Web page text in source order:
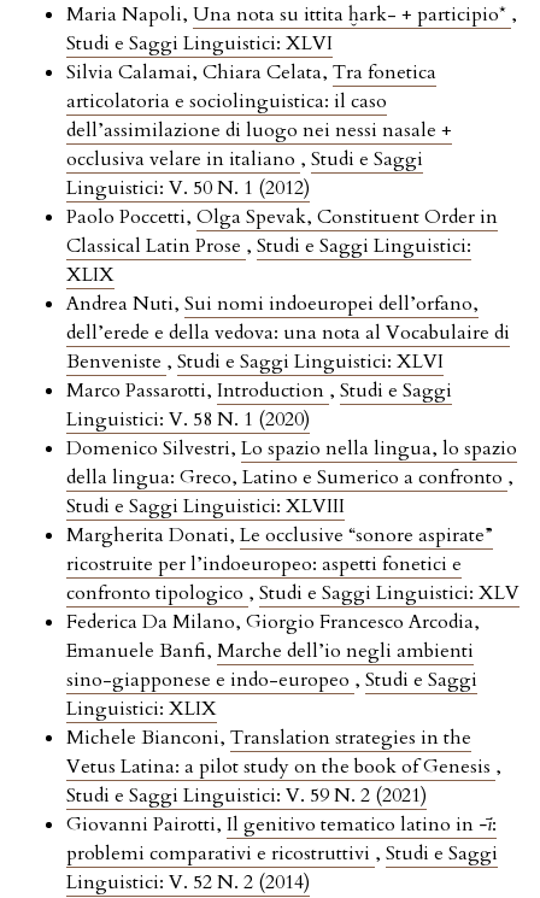
Maria Napoli, Una nota su ittita ḫark- + participio* ,
Studi e Saggi Linguistici: XLVI
Silvia Calamai, Chiara Celata, Tra fonetica
articolatoria e sociolinguistica: il caso
dell’assimilazione di luogo nei nessi nasale +
occlusiva velare in italiano , Studi e Saggi
Linguistici: V. 50 N. 1 (2012)
Paolo Poccetti, Olga Spevak, Constituent Order in
Classical Latin Prose , Studi e Saggi Linguistici:
XLIX
Andrea Nuti, Sui nomi indoeuropei dell’orfano,
dell’erede e della vedova: una nota al Vocabulaire di
Benveniste , Studi e Saggi Linguistici: XLVI
Marco Passarotti, Introduction , Studi e Saggi
Linguistici: V. 58 N. 1 (2020)
Domenico Silvestri, Lo spazio nella lingua, lo spazio
della lingua: Greco, Latino e Sumerico a confronto ,
Studi e Saggi Linguistici: XLVIII
Margherita Donati, Le occlusive “sonore aspirate”
ricostruite per l’indoeuropeo: aspetti fonetici e
confronto tipologico , Studi e Saggi Linguistici: XLV
Federica Da Milano, Giorgio Francesco Arcodia,
Emanuele Banfi, Marche dell’io negli ambienti
sino-giapponese e indo-europeo , Studi e Saggi
Linguistici: XLIX
Michele Bianconi, Translation strategies in the
Vetus Latina: a pilot study on the book of Genesis ,
Studi e Saggi Linguistici: V. 59 N. 2 (2021)
Giovanni Pairotti, Il genitivo tematico latino in -ī:
problemi comparativi e ricostruttivi , Studi e Saggi
Linguistici: V. 52 N. 2 (2014)